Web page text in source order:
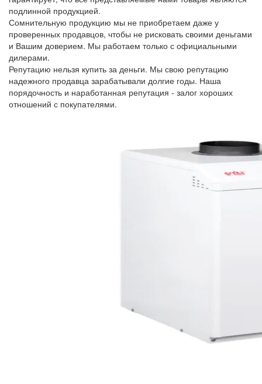
подлинной продукцией.
Сомнительную продукцию мы не приобретаем даже у
проверенных продавцов, чтобы не рисковать своими деньгами
и Вашим доверием. Мы работаем только с официальными
дилерами.
Репутацию нельзя купить за деньги. Мы свою репутацию
надежного продавца зарабатывали долгие годы. Наша
порядочность и наработанная репутация - залог хороших
отношений с покупателями.